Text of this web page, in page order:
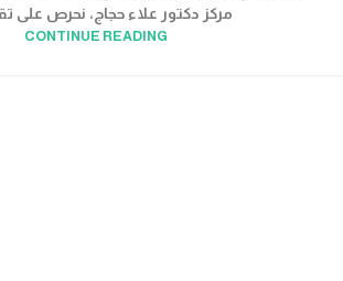
مركز دكتور علاء حجاج، نحرص على
CONTINUE READING